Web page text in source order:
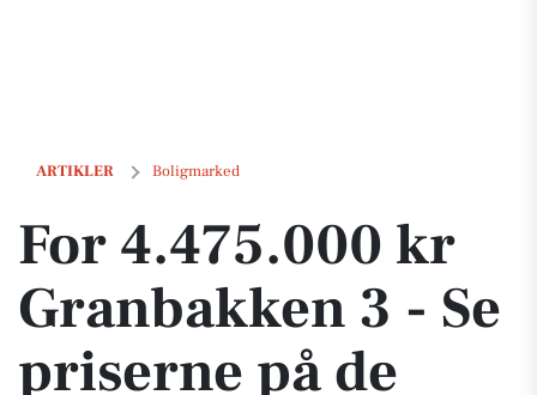
ARTIKLER Boligmarked
For 4.475.000 kr Granbakken 3 - Se priserne på de dyreste boliger til
For 4.475.000 kr
Granbakken 3 - Se
priserne på de